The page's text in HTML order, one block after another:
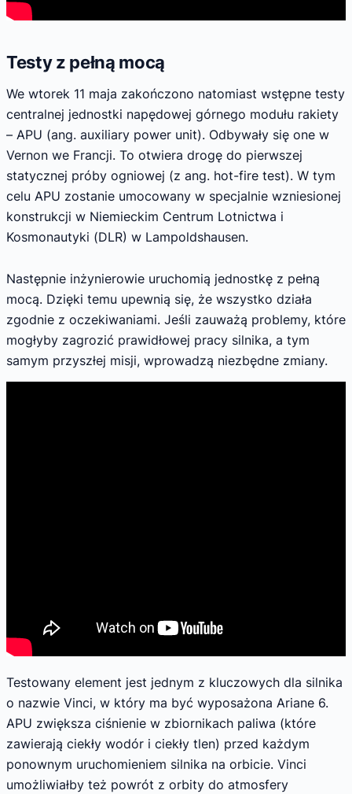
Testy z pełną mocą
We wtorek 11 maja zakończono natomiast wstępne testy
centralnej jednostki napędowej górnego modułu rakiety
– APU (ang. auxiliary power unit). Odbywały się one w
Vernon we Francji. To otwiera drogę do pierwszej
statycznej próby ogniowej (z ang. hot-fire test). W tym
celu APU zostanie umocowany w specjalnie wzniesionej
konstrukcji w Niemieckim Centrum Lotnictwa i
Kosmonautyki (DLR) w Lampoldshausen.
Następnie inżynierowie uruchomią jednostkę z pełną
mocą. Dzięki temu upewnią się, że wszystko działa
zgodnie z oczekiwaniami. Jeśli zauważą problemy, które
mogłyby zagrozić prawidłowej pracy silnika, a tym
samym przyszłej misji, wprowadzą niezbędne zmiany.
Testowany element jest jednym z kluczowych dla silnika
o nazwie Vinci, w który ma być wyposażona Ariane 6.
APU zwiększa ciśnienie w zbiornikach paliwa (które
zawierają ciekły wodór i ciekły tlen) przed każdym
ponownym uruchomieniem silnika na orbicie. Vinci
umożliwiałby też powrót z orbity do atmosfery